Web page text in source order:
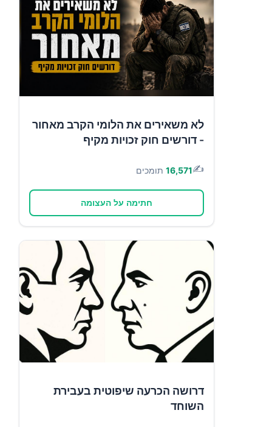
לא משאירים את הלומי הקרב מאחור
- דורשים חוק זכויות מקיף
✍️
16,571 תומכים
חתימה על העצומה
דרושה הכרעה שיפוטית בעבירת
השוחד